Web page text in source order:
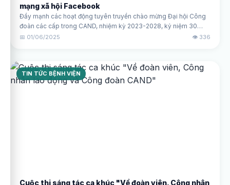
mạng xã hội Facebook
Đẩy mạnh các hoạt động tuyên truyền chào mừng Đại hội Công
đoàn các cấp trong CAND, nhiệm kỳ 2023-2028, kỷ niệm 30
năm Ngày thành lập Công đoàn CAND (12/6/1993-12/6/2023),
mạng xã hội Facebook.
📅 01/06/2025 👁️ 336
TIN TỨC BỆNH VIỆN
Cuộc thi sáng tác ca khúc "Về đoàn viên, Công nhân